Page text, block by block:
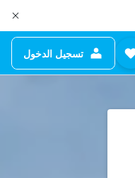
تسجيل الدخول